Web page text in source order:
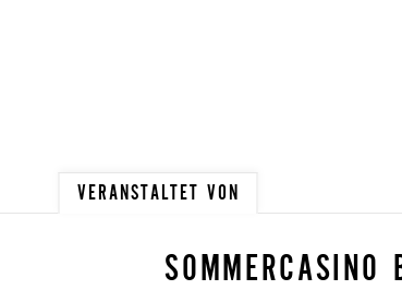
VERANSTALTET VON
SOMMERCASINO